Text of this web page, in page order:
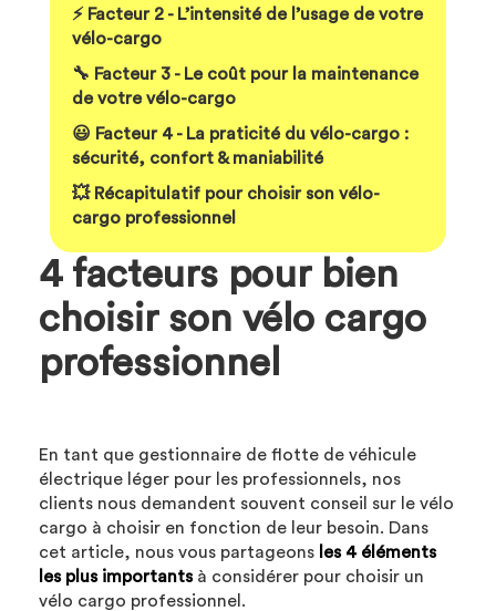
⚡ Facteur 2 - L’intensité de l’usage de votre
vélo-cargo
🔧 Facteur 3 - Le coût pour la maintenance
de votre vélo-cargo
😃 Facteur 4 - La praticité du vélo-cargo :
sécurité, confort & maniabilité
💥 Récapitulatif pour choisir son vélo-
cargo professionnel
4 facteurs pour bien
choisir son vélo cargo
professionnel
En tant que gestionnaire de flotte de véhicule
électrique léger pour les professionnels, nos
clients nous demandent souvent conseil sur le vélo
cargo à choisir en fonction de leur besoin. Dans
cet article, nous vous partageons les 4 éléments
les plus importantsà considérer pour choisir un
vélo cargo professionnel.